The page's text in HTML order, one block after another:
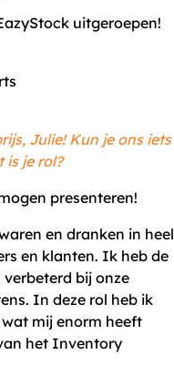
uitgeroepen!
Julie! Kun je ons iets
is je rol?
presenteren!
en dranken in heel
en klanten. Ik heb de
bij onze
In deze rol heb ik
mij enorm heeft
het Inventory